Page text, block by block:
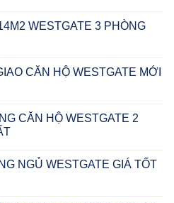
WESTGATE 3 PHÒNG
CĂN HỘ WESTGATE MỚI
CĂN HỘ WESTGATE 2
NGỦ WESTGATE GIÁ TỐT